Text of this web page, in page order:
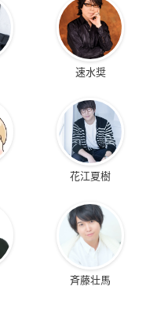
速水奨
花江夏樹
斉藤壮馬